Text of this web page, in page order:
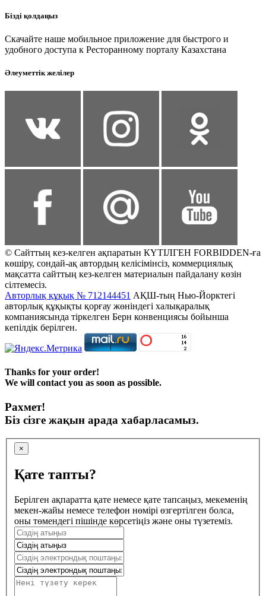
Бізді қолдаңыз
Скачайте наше мобильное приложение для быстрого и
удобного доступа к Ресторанному порталу Казахстана
Әлеуметтік желілер
© Сайттың кез-келген ақпаратын КҮТІЛГЕН FORBIDDEN-ға
көшіру, сондай-ақ автордың келісімінсіз, коммерциялық
мақсатта сайттың кез-келген материалын пайдалану көзін
сілтемесіз.
Авторлық құқық № 712144451 АҚШ-тың Нью-Йорктегі
авторлық құқықты қорғау жөніндегі халықаралық
компаниясында тіркелген Берн конвенциясы бойынша
кепілдік берілген.
Thanks for your order!
We will contact you as soon as possible.
Рахмет!
Біз сізге жақын арада хабарласамыз.
×
Қате тапты?
Берілген ақпаратта қате немесе қате тапсаңыз, мекеменің
мекен-жайы немесе телефон нөмірі өзгертілген болса,
оны төмендегі пішінде көрсетіңіз және оны түзетеміз.